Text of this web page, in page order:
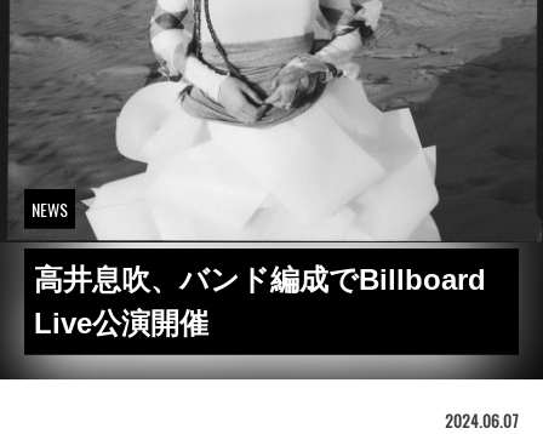
NEWS
高井息吹、バンド編成でBillboard
Live公演開催
2024.06.07